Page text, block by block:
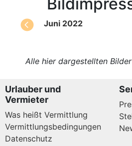
Juni 2022
Alle hier dargestellten
Urlauber und
Vermieter
Was heißt Vermittlung
Vermittlungsbedingungen
Datenschutz